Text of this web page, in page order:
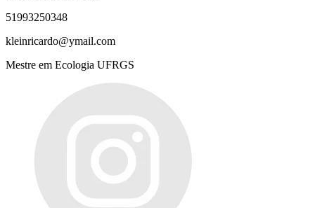
51993250348
kleinricardo@ymail.com
Mestre em Ecologia UFRGS